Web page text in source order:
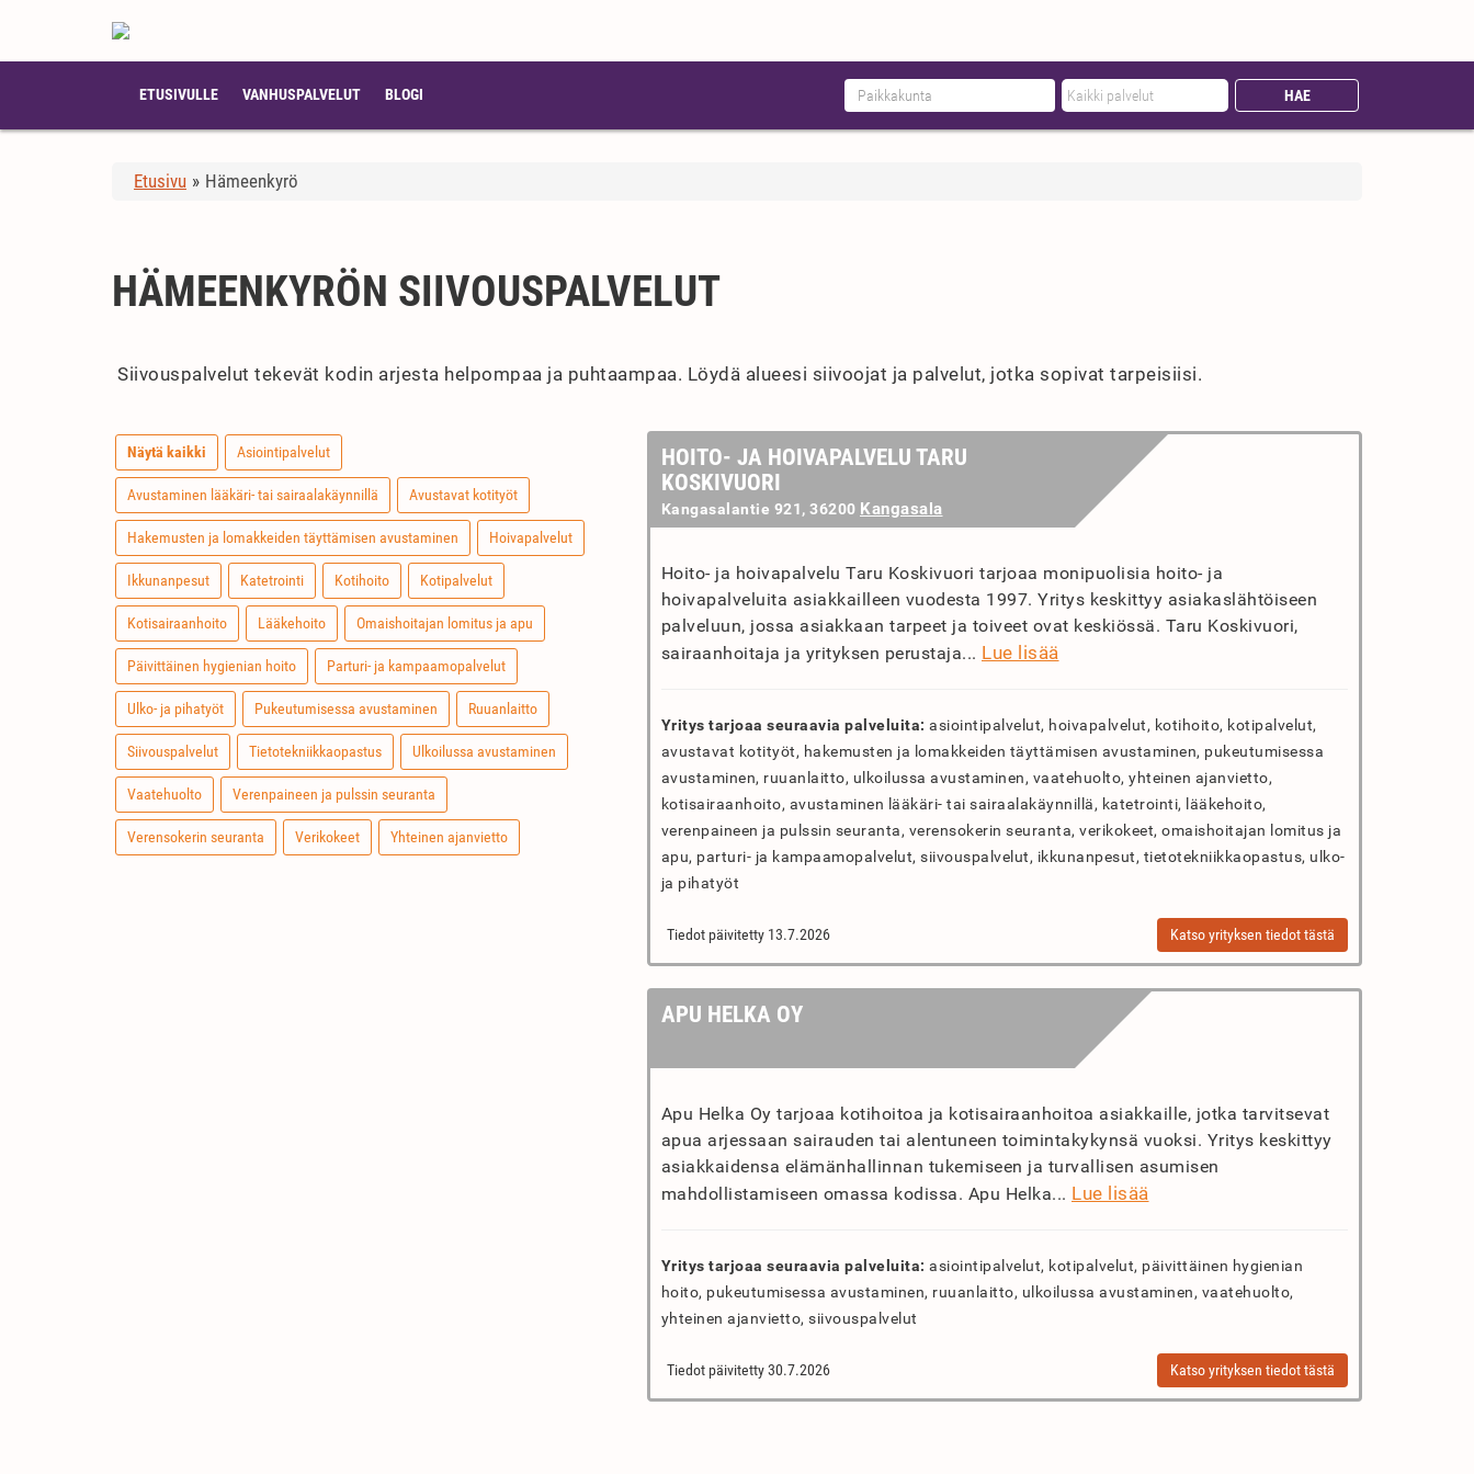
ETUSIVULLE VANHUSPALVELUT BLOGI
Etusivu » Hämeenkyrö
HÄMEENKYRÖN SIIVOUSPALVELUT
Siivouspalvelut tekevät kodin arjesta helpompaa ja puhtaampaa. Löydä alueesi siivoojat ja palvelut, jotka sopivat tarpeisiisi.
Näytä kaikki Asiointipalvelut
Avustaminen lääkäri- tai sairaalakäynnillä Avustavat kotityöt
Hakemusten ja lomakkeiden täyttämisen avustaminen Hoivapalvelut
Ikkunanpesut Katetrointi Kotihoito Kotipalvelut
Kotisairaanhoito Lääkehoito Omaishoitajan lomitus ja apu
Päivittäinen hygienian hoito Parturi- ja kampaamopalvelut
Ulko- ja pihatyöt Pukeutumisessa avustaminen Ruuanlaitto
Siivouspalvelut Tietotekniikkaopastus Ulkoilussa avustaminen
Vaatehuolto Verenpaineen ja pulssin seuranta
Verensokerin seuranta Verikokeet Yhteinen ajanvietto
HOITO- JA HOIVAPALVELU TARU
KOSKIVUORI
Kangasalantie 921, 36200 Kangasala
Hoito- ja hoivapalvelu Taru Koskivuori tarjoaa monipuolisia hoito- ja
hoivapalveluita asiakkailleen vuodesta 1997. Yritys keskittyy asiakaslähtöiseen
palveluun, jossa asiakkaan tarpeet ja toiveet ovat keskiössä. Taru Koskivuori,
sairaanhoitaja ja yrityksen perustaja... Lue lisää
Yritys tarjoaa seuraavia palveluita: asiointipalvelut, hoivapalvelut, kotihoito, kotipalvelut,
avustavat kotityöt, hakemusten ja lomakkeiden täyttämisen avustaminen, pukeutumisessa
avustaminen, ruuanlaitto, ulkoilussa avustaminen, vaatehuolto, yhteinen ajanvietto,
kotisairaanhoito, avustaminen lääkäri- tai sairaalakäynnillä, katetrointi, lääkehoito,
verenpaineen ja pulssin seuranta, verensokerin seuranta, verikokeet, omaishoitajan lomitus ja
apu, parturi- ja kampaamopalvelut, siivouspalvelut, ikkunanpesut, tietotekniikkaopastus, ulko-
ja pihatyöt
Tiedot päivitetty 13.7.2026 Katso yrityksen tiedot tästä
APU HELKA OY
Apu Helka Oy tarjoaa kotihoitoa ja kotisairaanhoitoa asiakkaille, jotka tarvitsevat
apua arjessaan sairauden tai alentuneen toimintakykynsä vuoksi. Yritys keskittyy
asiakkaidensa elämänhallinnan tukemiseen ja turvallisen asumisen
mahdollistamiseen omassa kodissa. Apu Helka... Lue lisää
Yritys tarjoaa seuraavia palveluita: asiointipalvelut, kotipalvelut, päivittäinen hygienian
hoito, pukeutumisessa avustaminen, ruuanlaitto, ulkoilussa avustaminen, vaatehuolto,
yhteinen ajanvietto, siivouspalvelut
Tiedot päivitetty 30.7.2026 Katso yrityksen tiedot tästä